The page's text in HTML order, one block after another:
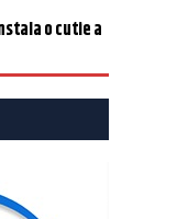
o cutie a